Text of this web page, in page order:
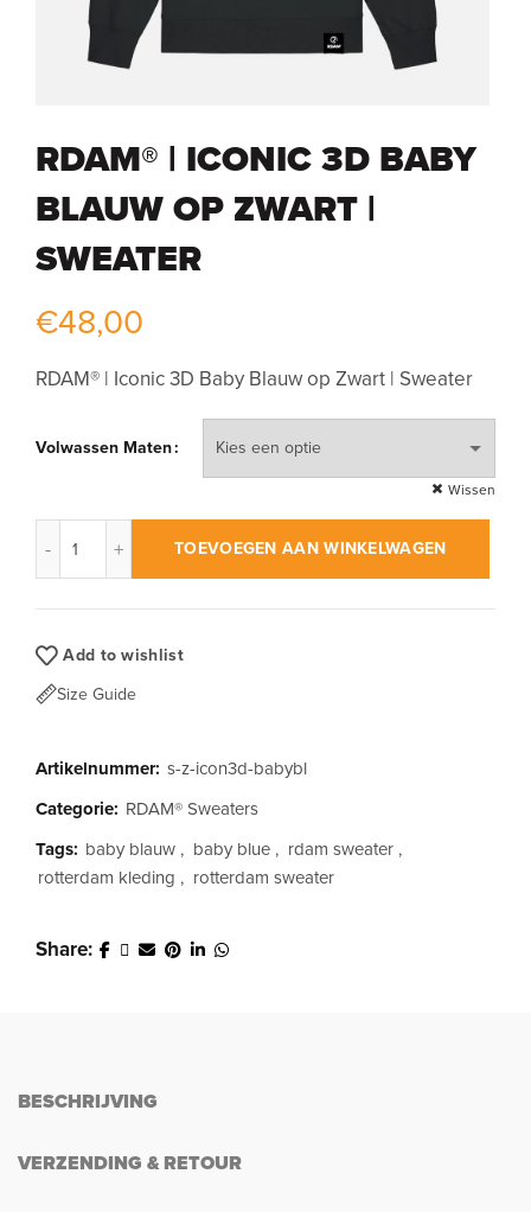
RDAM® | ICONIC 3D BABY
BLAUW OP ZWART |
SWEATER
€48,00
RDAM® | Iconic 3D Baby Blauw op Zwart | Sweater
Volwassen Maten
Wissen
TOEVOEGEN AAN WINKELWAGEN
Add to wishlist
Size Guide
Artikelnummer: s-z-icon3d-babybl
Categorie: RDAM® Sweaters
Tags: baby blauw , baby blue , rdam sweater ,
rotterdam kleding , rotterdam sweater
Share
BESCHRIJVING
VERZENDING & RETOUR